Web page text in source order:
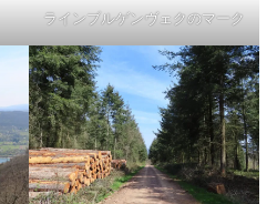
ラインブルゲンヴェクのマーク